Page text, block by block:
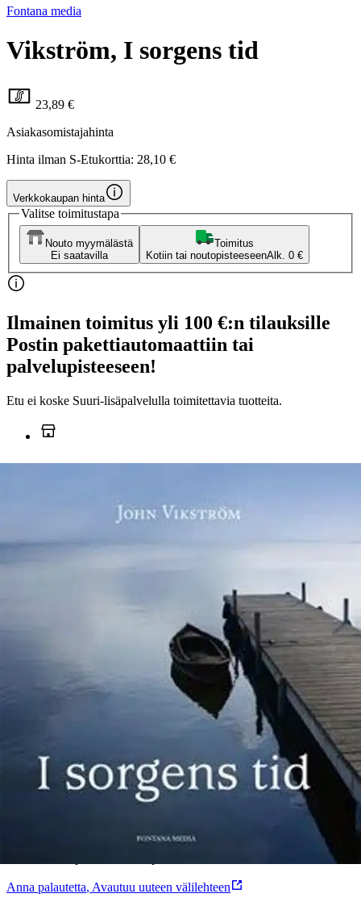
Fontana media
Vikström, I sorgens tid
23,89 €
Asiakasomistajahinta
Hinta ilman S-Etukorttia: 28,10 €
Verkkokaupan hinta
Valitse toimitustapa
Nouto myymälästä
Ei saatavilla
Toimitus
Kotiin tai noutopisteeseenAlk. 0 €
Ilmainen toimitus yli 100 €:n tilauksille
Postin pakettiautomaattiin tai
palvelupisteeseen!
Etu ei koske Suuri‑lisäpalvelulla toimitettavia tuotteita.
Tarkista myymäläsaatavuus
Ei saatavilla
Oletko tyytyväinen tuotetietoihin?
Ovatko tuotetiedot riittävät? Jos tuotetiedoissa on puutteita tai niitä
Anna palautetta, Avautuu uuteen välilehteen